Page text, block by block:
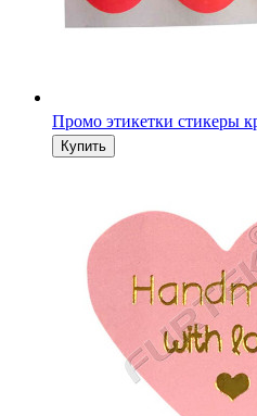
Промо этикетки стикеры